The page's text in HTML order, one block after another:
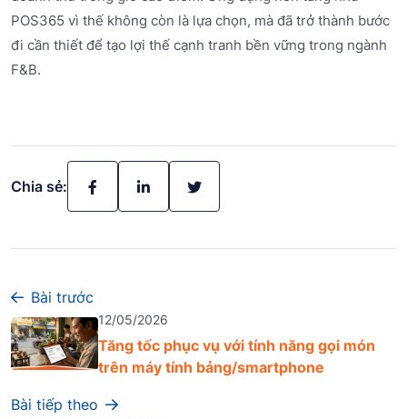
POS365 vì thế không còn là lựa chọn, mà đã trở thành bước
đi cần thiết để tạo lợi thế cạnh tranh bền vững trong ngành
F&B.
Chia sẻ:
Bài trước
12/05/2026
Tăng tốc phục vụ với tính năng gọi món
trên máy tính bảng/smartphone
Bài tiếp theo